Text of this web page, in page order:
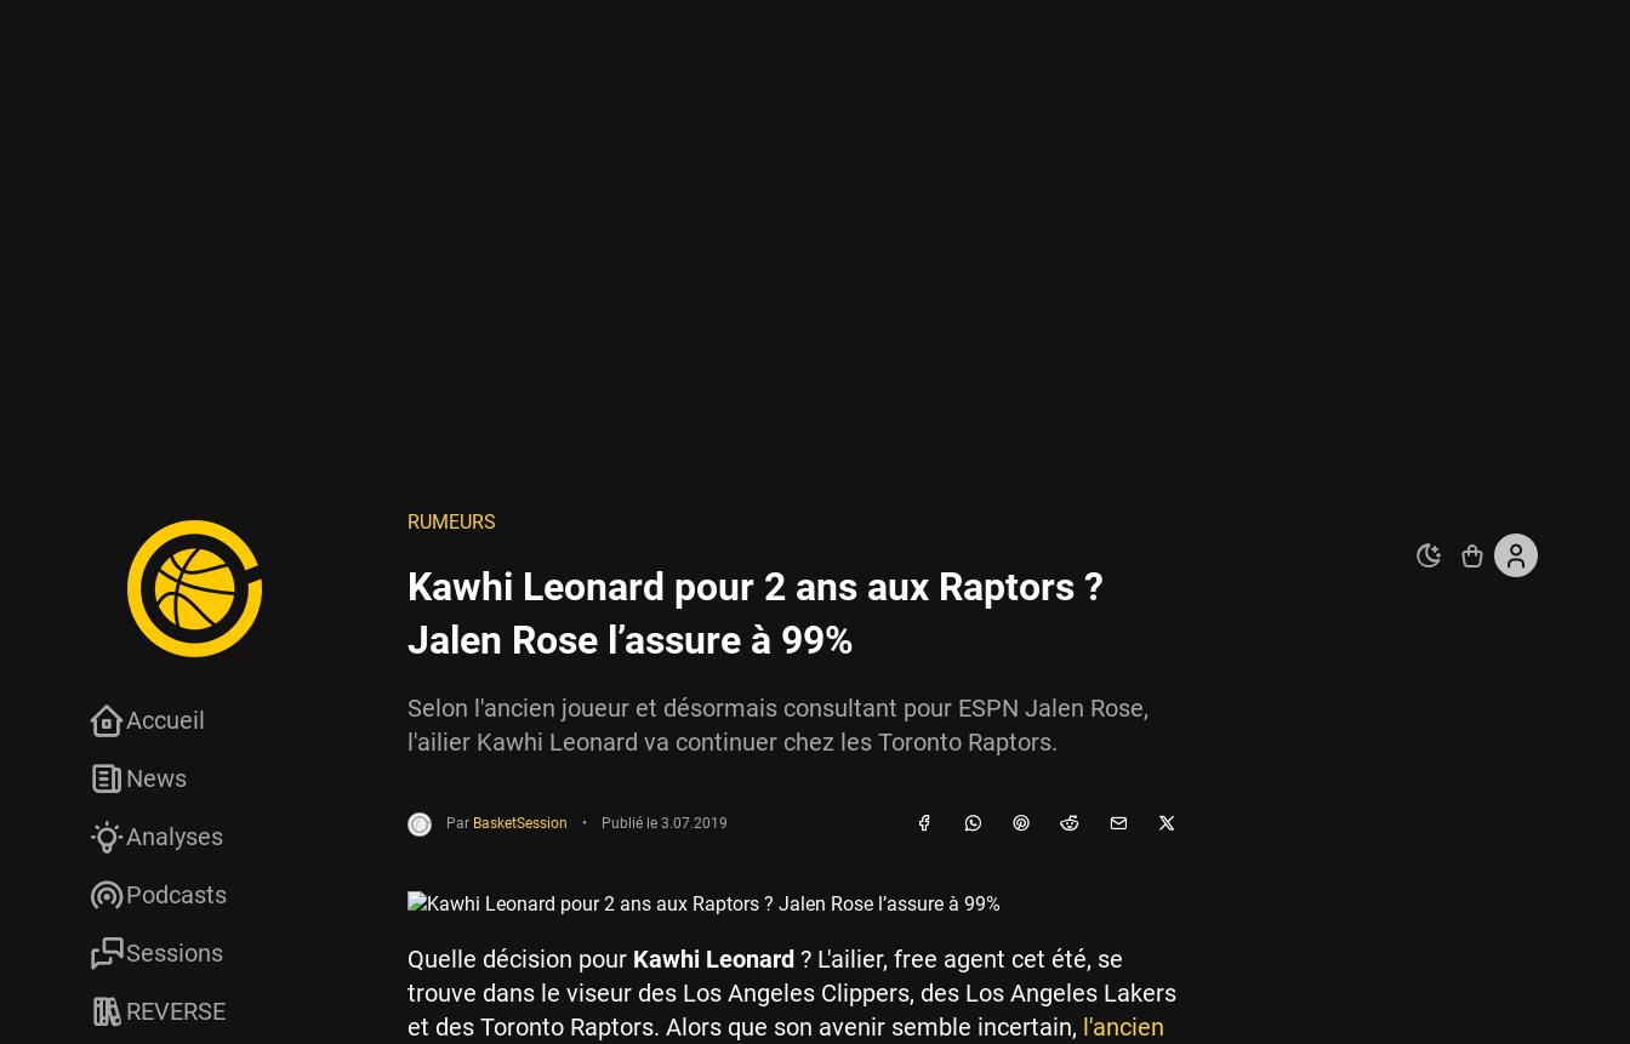
RUMEURS
Kawhi Leonard pour 2 ans aux Raptors ?
Jalen Rose l’assure à 99%
Selon l'ancien joueur et désormais consultant pour ESPN Jalen Rose,
l'ailier Kawhi Leonard va continuer chez les Toronto Raptors.
Par BasketSession • Publié le 3.07.2019
Quelle décision pour Kawhi Leonard ? L'ailier, free agent cet été, se
trouve dans le viseur des Los Angeles Clippers, des Los Angeles Lakers
et des Toronto Raptors. Alors que son avenir semble incertain, l'ancien
Accueil
News
Analyses
Podcasts
Sessions
REVERSE